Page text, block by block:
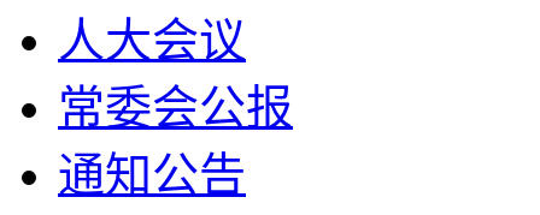
人大会议
常委会公报
通知公告